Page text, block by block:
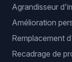
Agrandisseur
Amélioration
Remplacement
Recadrage de